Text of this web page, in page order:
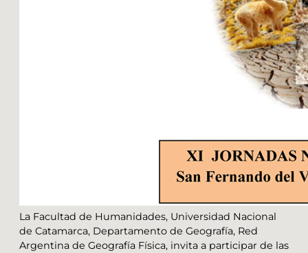
La Facultad de Humanidades, Universidad Nacional
de Catamarca, Departamento de Geografía, Red
Argentina de Geografía Física, invita a participar de las